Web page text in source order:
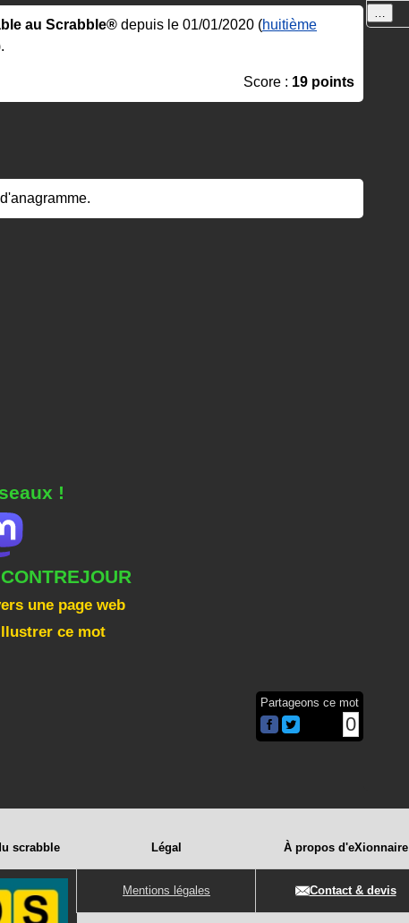
au Scrabble® depuis le 01/01/2020 (huitième
Score : 19 points
!
une page web
ce mot
Partageons ce mot
0
…
scrabble Légal
Mentions légales
À propos d'eXionnaire
Contact & devis